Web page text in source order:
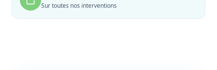
Sur toutes nos interventions